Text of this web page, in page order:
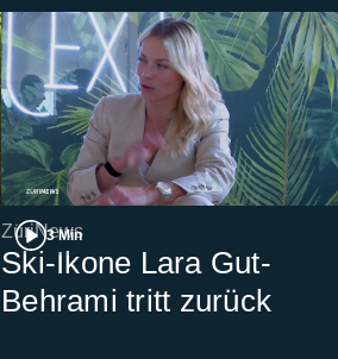
3 Min
ZüriNews
Ski-Ikone Lara Gut-
Behrami tritt zurück